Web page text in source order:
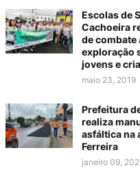
Escolas de
Cachoeira
de combate
exploração
jovens e
maio 23, 2019
Prefeitura
realiza
asfáltica na
Ferreira
janeiro 09,